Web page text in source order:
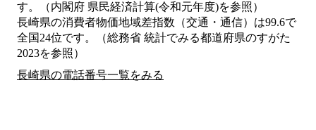
す。（内閣府 県民経済計算(令和元年度)を参照）
長崎県の消費者物価地域差指数（交通・通信）は99.6で
全国24位です。（総務省 統計でみる都道府県のすがた
2023を参照）
長崎県の電話番号一覧をみる